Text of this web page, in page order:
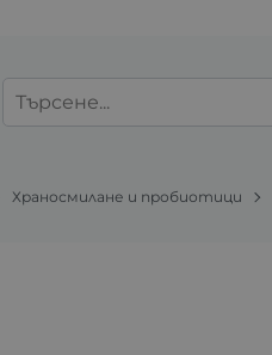
Храносмилане и пробиотици